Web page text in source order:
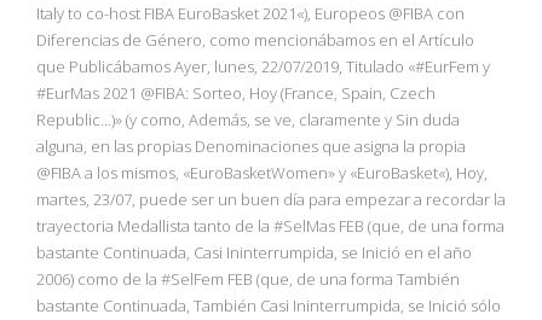
Italy to co-host FIBA EuroBasket 2021«), Europeos @FIBA con
Diferencias de Género, como mencionábamos en el Artículo
que Publicábamos Ayer, lunes, 22/07/2019, Titulado «#EurFem y
#EurMas 2021 @FIBA: Sorteo, Hoy (France, Spain, Czech
Republic…)» (y como, Además, se ve, claramente y Sin duda
alguna, en las propias Denominaciones que asigna la propia
@FIBA a los mismos, «EuroBasketWomen» y «EuroBasket«), Hoy,
martes, 23/07, puede ser un buen día para empezar a recordar la
trayectoria Medallista tanto de la #SelMas FEB (que, de una forma
bastante Continuada, Casi Ininterrumpida, se Inició en el año
2006) como de la #SelFem FEB (que, de una forma También
bastante Continuada, También Casi Ininterrumpida, se Inició sólo